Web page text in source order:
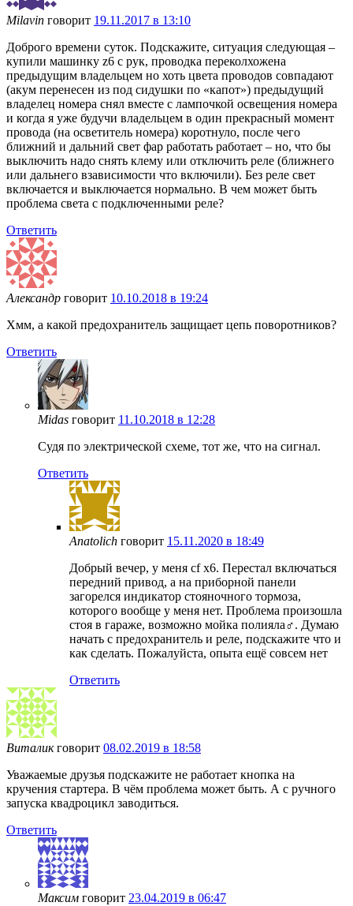
Milavin говорит 19.11.2017 в 13:10
Доброго времени суток. Подскажите, ситуация следующая –
купили машинку z6 с рук, проводка переколхожена
предыдущим владельцем но хоть цвета проводов совпадают
(акум перенесен из под сидушки по «капот») предыдущий
владелец номера снял вместе с лампочкой освещения номера
и когда я уже будучи владельцем в один прекрасный момент
провода (на осветитель номера) коротнуло, после чего
ближний и дальний свет фар работать работает – но, что бы
выключить надо снять клему или отключить реле (ближнего
или дальнего взависимости что включили). Без реле свет
включается и выключается нормально. В чем может быть
проблема света с подключенными реле?
Ответить
Александр говорит 10.10.2018 в 19:24
Хмм, а какой предохранитель защищает цепь поворотников?
Ответить
Midas говорит 11.10.2018 в 12:28
Судя по электрической схеме, тот же, что на сигнал.
Ответить
Anatolich говорит 15.11.2020 в 18:49
Добрый вечер, у меня cf x6. Перестал включаться
передний привод, а на приборной панели
загорелся индикатор стояночного тормоза,
которого вообще у меня нет. Проблема произошла
стоя в гараже, возможно мойка полияла‍♂️. Думаю
начать с предохранитель и реле, подскажите что и
как сделать. Пожалуйста, опыта ещё совсем нет
Ответить
Виталикговорит 08.02.2019 в 18:58
Уважаемые друзья подскажите не работает кнопка на
кручения стартера. В чём проблема может быть. А с ручного
запуска квадроцикл заводиться.
Ответить
Максим говорит 23.04.2019 в 06:47